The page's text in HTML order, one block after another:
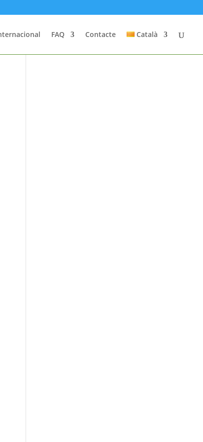
FAQ Contacte Català